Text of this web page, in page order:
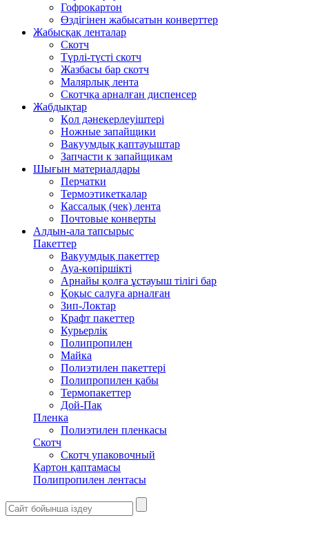
Гофрокартон
Өздігінен жабысатын конверттер
Жабысқақ ленталар
Скотч
Түрлі-түсті скотч
Жазбасы бар скотч
Малярлық лента
Скотчқа арналған диспенсер
Жабдықтар
Қол дәнекерлеуіштері
Ножные запайщики
Вакуумдық қаптауыштар
Запчасти к запайщикам
Шығын материалдары
Перчатки
Термоэтикеткалар
Кассалық (чек) лента
Почтовые конверты
Алдын-ала тапсырыс
Пакеттер
Вакуумдық пакеттер
Ауа-көпіршікті
Арнайы қолға ұстауыш тілігі бар
Қоқыс салуға арналған
Зип-Локтар
Крафт пакеттер
Курьерлік
Полипропилен
Майка
Полиэтилен пакеттері
Полипропилен қабы
Термопакеттер
Дой-Пак
Пленка
Полиэтилен пленкасы
Скотч
Скотч упаковочный
Картон қаптамасы
Полипропилен лентасы